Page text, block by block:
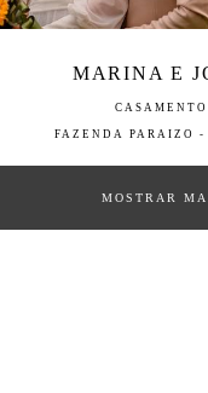
MARINA E
CASAMENTO
FAZENDA PARAIZO -
MOSTRAR